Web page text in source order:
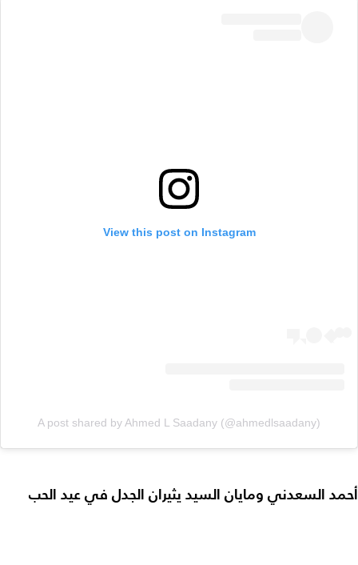
View this post on Instagram
A post shared by Ahmed L Saadany (@ahmedlsaadany)
أحمد السعدني ومايان السيد يثيران الجدل في عيد الحب